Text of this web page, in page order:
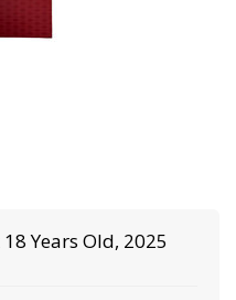
Years Old, 2025